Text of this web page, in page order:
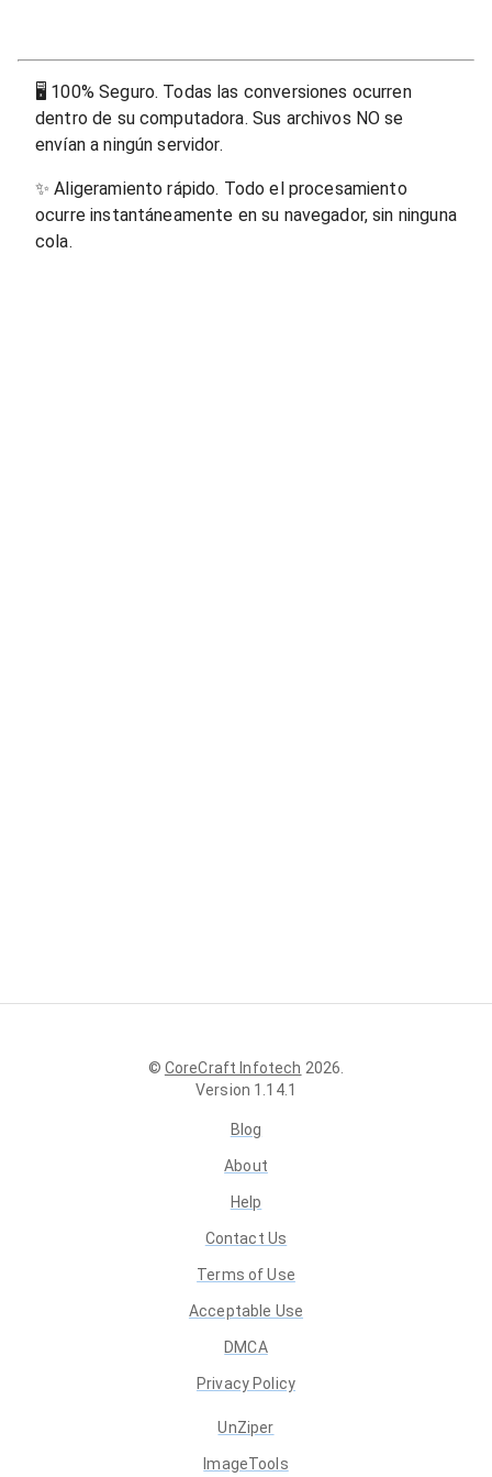
🖥 100% Seguro. Todas las conversiones ocurren
dentro de su computadora. Sus archivos NO se
envían a ningún servidor.
✨Aligeramiento rápido. Todo el procesamiento
ocurre instantáneamente en su navegador, sin ninguna
cola.
© CoreCraft Infotech 2026.
Version 1.14.1
Blog
About
Help
Contact Us
Terms of Use
Acceptable Use
DMCA
Privacy Policy
UnZiper
ImageTools